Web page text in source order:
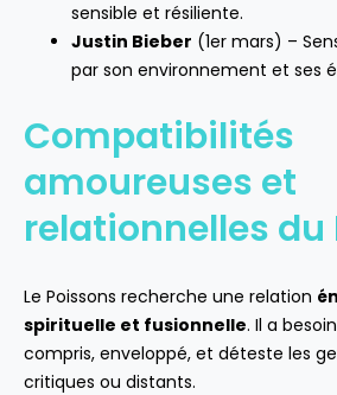
sensible et résiliente.
Justin Bieber (1er mars) –
par son environnement et ses
Compatibilités
amoureuses et
relationnelles du
Le Poissons recherche une relation
spirituelle et fusionnelle. Il a
compris, enveloppé, et déteste les
critiques ou distants.